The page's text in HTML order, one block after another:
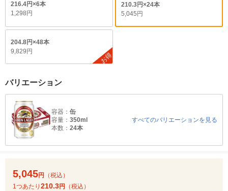
216.4円×6本
1,298円
210.3円×24本
5,045円
204.8円×48本
9,829円
お得
バリエーション
容器： 缶
容量： 350ml
本数： 24本
すべてのバリエーションを見る
5,045円
（税込）
1つあたり 210.3円 （税込）